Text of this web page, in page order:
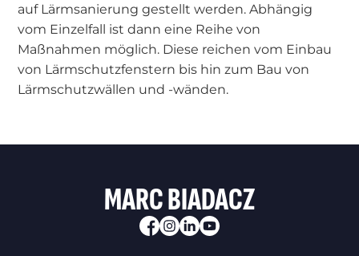
auf Lärmsanierung gestellt werden. Abhängig
vom Einzelfall ist dann eine Reihe von
Maßnahmen möglich. Diese reichen vom Einbau
von Lärmschutzfenstern bis hin zum Bau von
Lärmschutzwällen und -wänden.
MARC BIADACZ